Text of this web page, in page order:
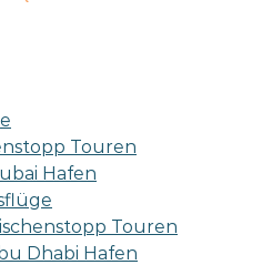
Touren
Hafen
Touren
Dhabi Hafen